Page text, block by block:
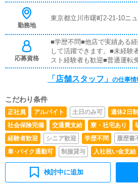
な人も大丈夫です。■清掃・
勤務地
東京都立川市曙町2-21-10ニ
応募資格
■学歴不問■他店で実績ある
して活躍できます。■未経験
スト経験者も歓迎■普通運転
歓迎（AT限定もOK）
「店舗スタッフ」 の仕事情
こだわり条件
正社員 アルバイト 土日のみ可 週休2日制
社会保険完備
交通費支給 寮・社宅あり
経験者歓迎
シニア歓迎 学歴不問 履歴書
車･バイク通勤可
制服貸与 入社祝い金支給
検討中に追加